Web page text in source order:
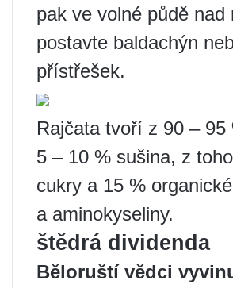
pak ve volné půdě nad
postavte baldachýn
přístřešek.
Rajčata tvoří z 90 – 95
5 – 10 % sušina, z
cukry a 15 %
a aminokyseliny.
štědrá dividenda
Běloruští vědci